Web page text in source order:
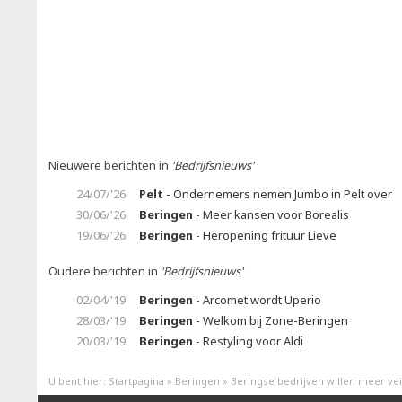
Nieuwere berichten in 'Bedrijfsnieuws'
24/07/'26
Pelt - Ondernemers nemen Jumbo in Pelt over
30/06/'26
Beringen - Meer kansen voor Borealis
19/06/'26
Beringen - Heropening frituur Lieve
Oudere berichten in 'Bedrijfsnieuws'
02/04/'19
Beringen - Arcomet wordt Uperio
28/03/'19
Beringen - Welkom bij Zone-Beringen
20/03/'19
Beringen - Restyling voor Aldi
U bent hier: Startpagina » Beringen » Beringse bedrijven willen meer